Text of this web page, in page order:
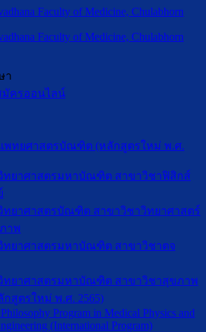
า
มัครออนไลน์
พทยศาสตรบัณฑิต (หลักสูตรใหม่ พ.ศ.
ทยาศาสตรมหาบัณฑิต สาขาวิชาฟิสิกส์
ทยาศาสตรบัณฑิต สาขาวิชาวิทยาศาสตร์
าพ
ทยาศาสตรมหาบัณฑิต สาขาวิชาตจ
ทยาศาสตรมหาบัณฑิต สาขาวิชาสุขภาพ
สูตรใหม่ พ.ศ. 2565)
Program in Medical Physics and
(International Program)